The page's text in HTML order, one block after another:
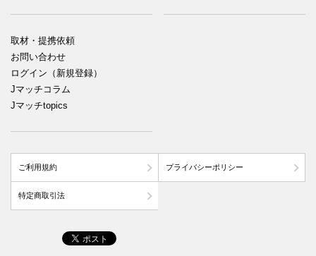
取材・提携依頼
お問い合わせ
ログイン（新規登録）
Jマッチコラム
Jマッチtopics
ご利用規約 プライバシーポリシー
特定商取引法